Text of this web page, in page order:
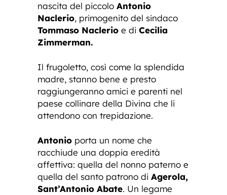
nascita del piccolo Antonio
Naclerio, primogenito del sindaco
Tommaso Naclerio e di Cecilia
Zimmerman.
Il frugoletto, così come la splendida
madre, stanno bene e presto
raggiungeranno amici e parenti nel
paese collinare della Divina che li
attendono con trepidazione.
Antonio porta un nome che
racchiude una doppia eredità
affettiva: quella del nonno paterno e
quella del santo patrono di Agerola,
Sant’Antonio Abate. Un legame